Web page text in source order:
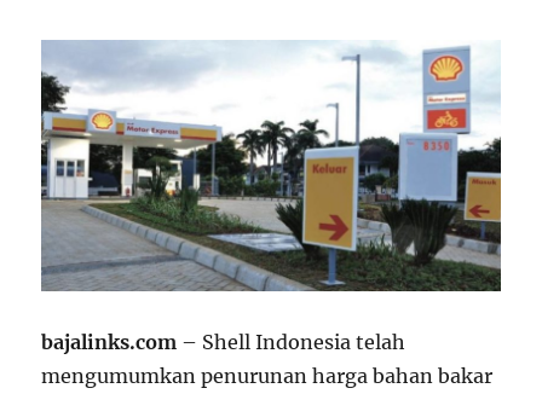
bajalinks.com – Shell Indonesia telah
mengumumkan penurunan harga bahan bakar